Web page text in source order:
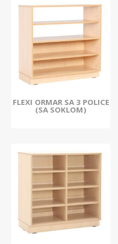
FLEXI ORMAR SA 3 POLICE
(SA SOKLOM)